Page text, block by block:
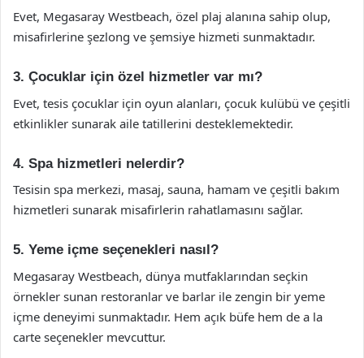
Evet, Megasaray Westbeach, özel plaj alanına sahip olup,
misafirlerine şezlong ve şemsiye hizmeti sunmaktadır.
3. Çocuklar için özel hizmetler var mı?
Evet, tesis çocuklar için oyun alanları, çocuk kulübü ve çeşitli
etkinlikler sunarak aile tatillerini desteklemektedir.
4. Spa hizmetleri nelerdir?
Tesisin spa merkezi, masaj, sauna, hamam ve çeşitli bakım
hizmetleri sunarak misafirlerin rahatlamasını sağlar.
5. Yeme içme seçenekleri nasıl?
Megasaray Westbeach, dünya mutfaklarından seçkin
örnekler sunan restoranlar ve barlar ile zengin bir yeme
içme deneyimi sunmaktadır. Hem açık büfe hem de a la
carte seçenekler mevcuttur.